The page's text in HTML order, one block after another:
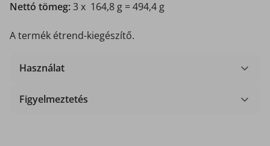
Nettó tömeg:3 x 164,8 g = 494,4 g
A termék étrend-kiegészítő.
Használat
Figyelmeztetés